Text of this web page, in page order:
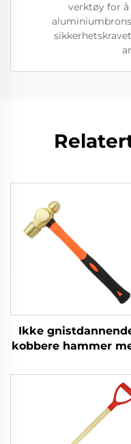
verktøy for å
Ikke
kobbere hammer
ballpene hammer
brennbare og
eksplosive steder